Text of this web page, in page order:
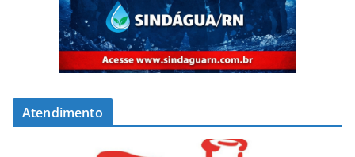
Atendimento